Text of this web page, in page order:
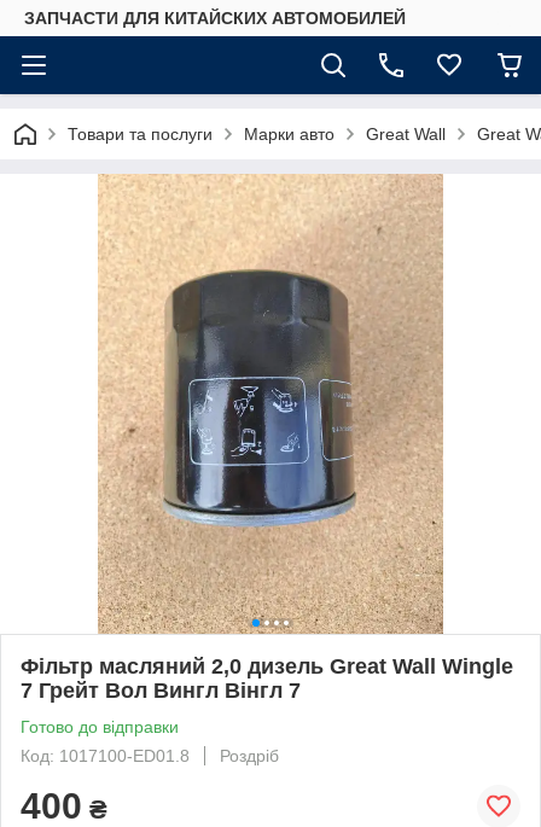
ЗАПЧАСТИ ДЛЯ КИТАЙСКИХ АВТОМОБИЛЕЙ
Товари та послуги Марки авто Great Wall Great
Фільтр масляний 2,0 дизель Great Wall Wingle
7 Грейт Вол Вингл Вінгл 7
Готово до відправки
Код: 1017100-ED01.8
Роздріб
400 ₴